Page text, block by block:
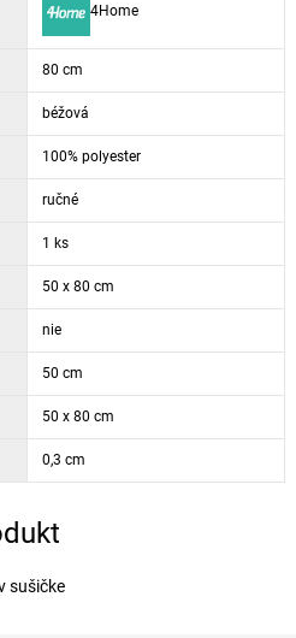
4Home
80 cm
béžová
100% polyester
ručné
1 ks
50 x 80 cm
nie
50 cm
50 x 80 cm
0,3 cm
sušičke